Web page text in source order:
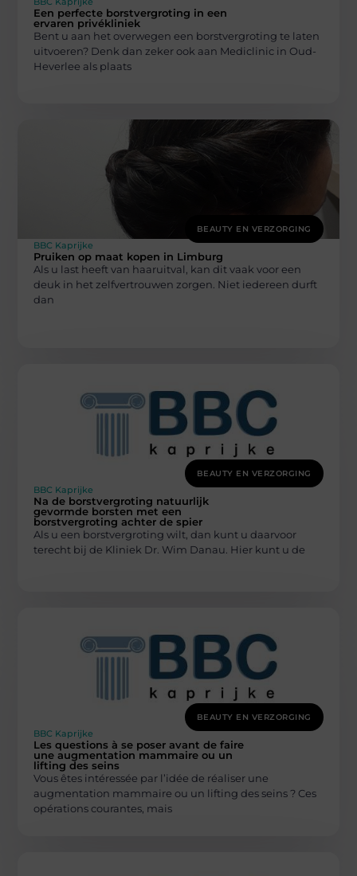
Een perfecte borstvergroting in een
ervaren privékliniek
Bent u aan het overwegen een borstvergroting te laten
uitvoeren? Denk dan zeker ook aan Mediclinic in Oud-
Heverlee als plaats
BEAUTY EN VERZORGING
BBC Kaprijke
Pruiken op maat kopen in Limburg
Als u last heeft van haaruitval, kan dit vaak voor een
deuk in het zelfvertrouwen zorgen. Niet iedereen durft
dan
BEAUTY EN VERZORGING
BBC Kaprijke
Na de borstvergroting natuurlijk
gevormde borsten met een
borstvergroting achter de spier
Als u een borstvergroting wilt, dan kunt u daarvoor
terecht bij de Kliniek Dr. Wim Danau. Hier kunt u de
BEAUTY EN VERZORGING
BBC Kaprijke
Les questions à se poser avant de faire
une augmentation mammaire ou un
lifting des seins
Vous êtes intéressée par l’idée de réaliser une
augmentation mammaire ou un lifting des seins ? Ces
opérations courantes, mais